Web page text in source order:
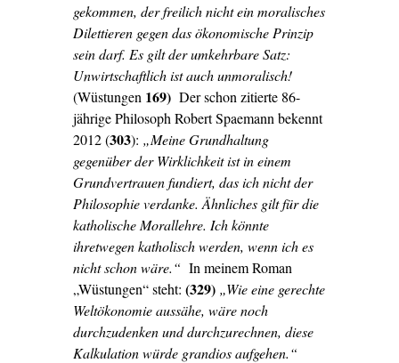
gekommen, der freilich nicht ein moralisches
Dilettieren gegen das ökonomische Prinzip
sein darf. Es gilt der umkehrbare Satz:
Unwirtschaftlich ist auch unmoralisch!
(Wüstungen 169) Der schon zitierte 86-
jährige Philosoph Robert Spaemann bekennt
2012 (303): „Meine Grundhaltung
gegenüber der Wirklichkeit ist in einem
Grundvertrauen fundiert, das ich nicht der
Philosophie verdanke. Ähnliches gilt für die
katholische Morallehre. Ich könnte
ihretwegen katholisch werden, wenn ich es
nicht schon wäre.“ In meinem Roman
„Wüstungen“ steht: (329) „Wie eine gerechte
Weltökonomie aussähe, wäre noch
durchzudenken und durchzurechnen, diese
Kalkulation würde grandios aufgehen.“